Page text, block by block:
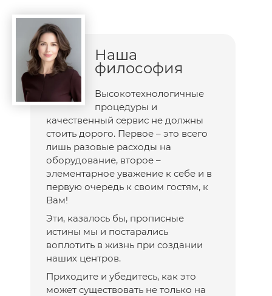
Наша
философия
Высокотехнологичные
процедуры и
качественный сервис не должны
стоить дорого. Первое – это всего
лишь разовые расходы на
оборудование, второе –
элементарное уважение к себе и в
первую очередь к своим гостям, к
Вам!
Эти, казалось бы, прописные
истины мы и постарались
воплотить в жизнь при создании
наших центров.
Приходите и убедитесь, как это
может существовать не только на